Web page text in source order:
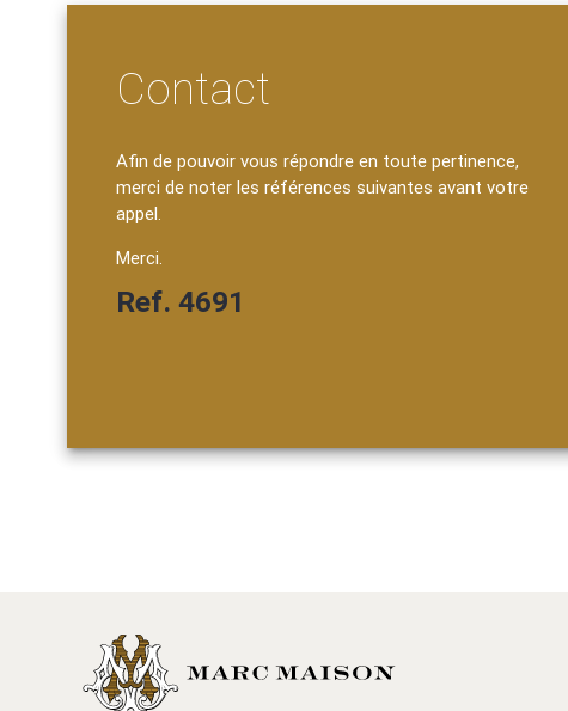
Contact
Afin de pouvoir vous répondre en toute pertinence,
merci de noter les références suivantes avant votre
appel.
Merci.
Ref. 4691